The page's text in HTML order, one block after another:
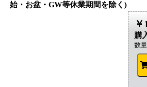
始・お盆・GW等休業期間を除く)
￥
購
数量